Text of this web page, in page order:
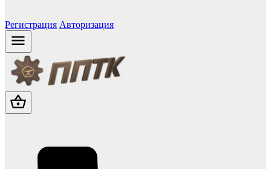
Регистрация Авторизация